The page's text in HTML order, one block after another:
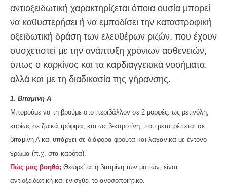
αντιοξειδωτική χαρακτηρίζεται όποια ουσία μπορεί
να καθυστερήσει ή να εμποδίσει την καταστροφική
οξειδωτική δράση των ελευθέρων ριζών, που έχουν
συσχετιστεί με την ανάπτυξη χρόνιων ασθενειών,
όπως ο καρκίνος και τα καρδιαγγειακά νοσήματα,
αλλά και με τη διαδικασία της γήρανσης.
1. Βιταμίνη Α
Μπορούμε να τη βρούμε στο περιβάλλον σε 2 μορφές: ως ρετινόλη,
κυρίως σε ζωικά τρόφιμα, και ως β-καροτίνη, που μετατρέπεται σε
βιταμίνη Α και υπάρχει σε διάφορα φρούτα και λαχανικά με έντονο
χρώμα (π.χ. στα καρότα).
Πώς μας βοηθά; Θεωρείται η βιταμίνη των ματιών, είναι
αντιοξειδωτική και ενισχύει το ανοσοποιητικό.